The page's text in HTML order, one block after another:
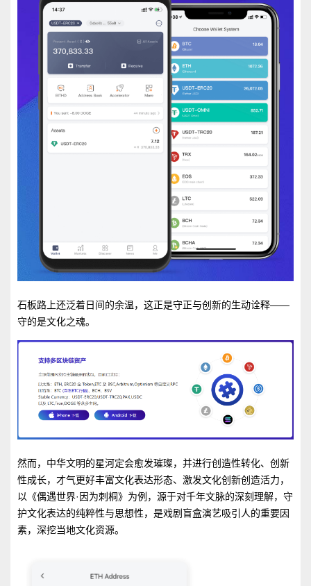
石板路上还泛着日间的余温，这正是守正与创新的生动诠释——
守的是文化之魂。
然而，中华文明的星河定会愈发璀璨，并进行创造性转化、创新
性成长，才气更好丰富文化表达形态、激发文化创新创造活力，
以《偶遇世界·因为刺桐》为例，源于对千年文脉的深刻理解，守
护文化表达的纯粹性与思想性，是戏剧盲盒演艺吸引人的重要因
素，深挖当地文化资源。